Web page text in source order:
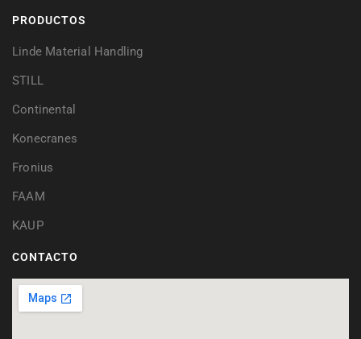
PRODUCTOS
Linde Material Handling
STILL
Continental
Konecranes
Fronius
FAAM
KAUP
CONTACTO